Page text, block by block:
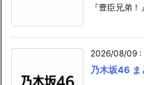
『豊臣兄弟
2026/08/09 :
乃木坂46